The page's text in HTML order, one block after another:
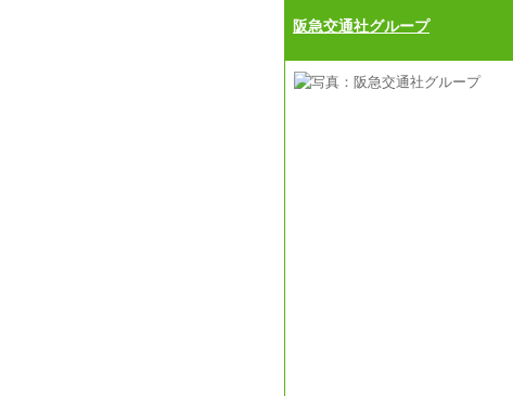
阪急交通社グループ